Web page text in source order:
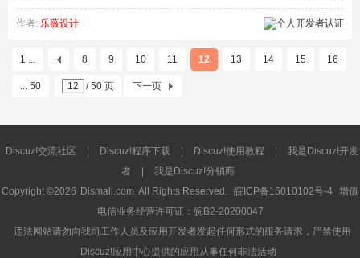
作者: 乐薇设计
1 ... 8 9 10 11 12 13 14 15 16
... 50 / 50 页 下一页
Discuz!交流社区 Discuz!程序下载 Discuz!使用教程
我是Discuz!开发
者
我是Discuz!分销商
Copyright ©2026 Dismall.com All Rights Reserved. 皖ICP备16010102号-4 增值
电信业务经营许可证：皖B2-20200047
违法网站请勿向我司工作人员及应用开发者发起任何形式的服务请求，严禁使用
Discuz!应用中心提供的应用从事任何非法活动